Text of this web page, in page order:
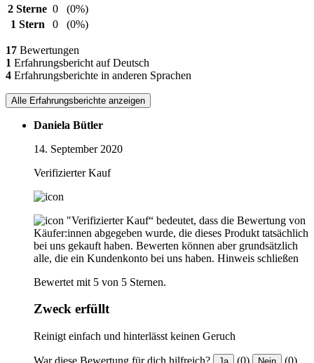
2 Sterne 0
(0%)
1 Stern
0 (0%)
17 Bewertungen
1 Erfahrungsbericht auf Deutsch
4 Erfahrungsberichte in anderen Sprachen
Alle Erfahrungsberichte anzeigen
Daniela Bütler
14. September 2020
Verifizierter Kauf
"Verifizierter Kauf“ bedeutet, dass die Bewertung von
Käufer:innen abgegeben wurde, die dieses Produkt tatsächlich
bei uns gekauft haben. Bewerten können aber grundsätzlich
alle, die ein Kundenkonto bei uns haben. Hinweis schließen
Bewertet mit 5 von 5 Sternen.
Zweck erfüllt
Reinigt einfach und hinterlässt keinen Geruch